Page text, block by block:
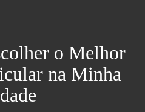
o Melhor
na Minha